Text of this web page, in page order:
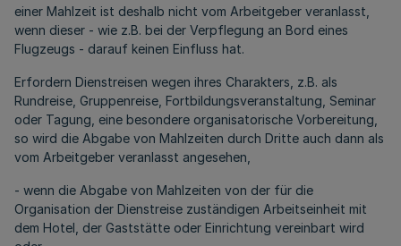
einer Mahlzeit ist deshalb nicht vom Arbeitgeber veranlasst,
wenn dieser - wie z.B. bei der Verpflegung an Bord eines
Flugzeugs - darauf keinen Einfluss hat.
Erfordern Dienstreisen wegen ihres Charakters, z.B. als
Rundreise, Gruppenreise, Fortbildungsveranstaltung, Seminar
oder Tagung, eine besondere organisatorische Vorbereitung,
so wird die Abgabe von Mahlzeiten durch Dritte auch dann als
vom Arbeitgeber veranlasst angesehen,
- wenn die Abgabe von Mahlzeiten von der für die
Organisation der Dienstreise zuständigen Arbeitseinheit mit
dem Hotel, der Gaststätte oder Einrichtung vereinbart wird